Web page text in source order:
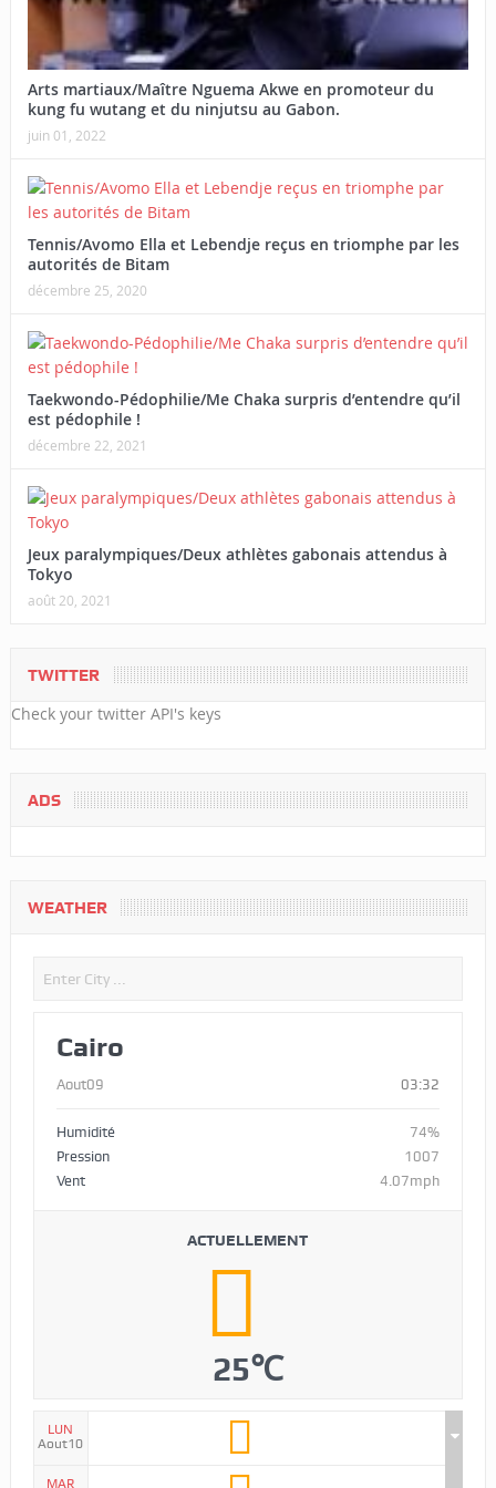
Arts martiaux/Maître Nguema Akwe en promoteur du
kung fu wutang et du ninjutsu au Gabon.
juin 01, 2022
Tennis/Avomo Ella et Lebendje reçus en triomphe par les
autorités de Bitam
décembre 25, 2020
Taekwondo-Pédophilie/Me Chaka surpris d’entendre qu’il
est pédophile !
décembre 22, 2021
Jeux paralympiques/Deux athlètes gabonais attendus à
Tokyo
août 20, 2021
TWITTER
Check your twitter API's keys
ADS
WEATHER
Cairo
Aout09 03:32
Humidité
74%
Pression
1007
Vent
4.07mph
ACTUELLEMENT
25℃
LUN
Aout10
MAR